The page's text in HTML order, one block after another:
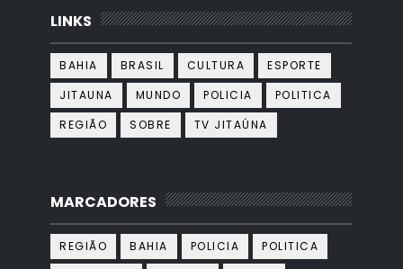
LINKS
BAHIA BRASIL CULTURA
ESPORTE
JITAUNA
MUNDO POLICIA
POLITICA
REGIÃO
SOBRE TV JITAÚNA
MARCADORES
REGIÃO BAHIA POLICIA
POLITICA